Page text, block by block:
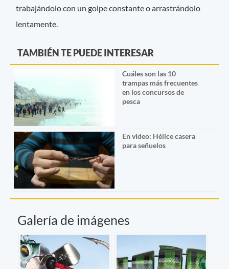
trabajándolo con un golpe constante o arrastrándolo
lentamente.
TAMBIÉN TE PUEDE INTERESAR
Cuáles son las 10
trampas más frecuentes
en los concursos de
pesca
En video: Hélice casera
para señuelos
Galería de imágenes